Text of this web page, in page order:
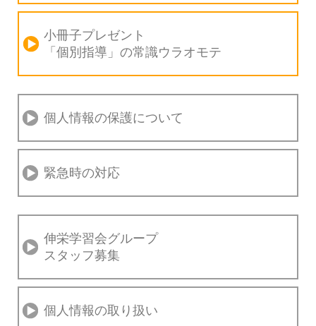
小冊子プレゼント
「個別指導」の常識ウラオモテ
個人情報の保護について
緊急時の対応
伸栄学習会グループ
スタッフ募集
個人情報の取り扱い